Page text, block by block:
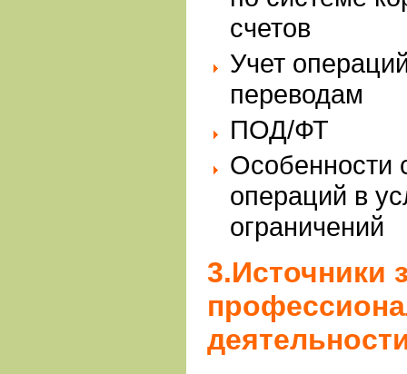
счетов
Учет
переводам
ПОД/ФТ
Особенности
операций в
ограничений
3.Источники